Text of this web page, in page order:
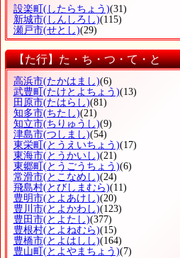
設楽町(したらちょう)(31)
新城市(しんしろし)(115)
瀬戸市(せとし)(29)
【た行】た・ち・つ・て・と
高浜市(たかはまし)(6)
武豊町 (たけとよちょう)(13)
田原市(たはらし)(81)
知多市(ちたし)(21)
知立市(ちりゅうし)(9)
津島市(つしまし)(54)
東栄町 (とうえいちょう)(17)
東海市(とうかいし)(21)
東郷町 (とうごうちょう)(6)
常滑市(とこなめし)(24)
飛島村(とびしまむら)(11)
豊明市(とよあけし)(20)
豊川市(とよかわし)(123)
豊田市(とよたし)(377)
豊根村(とよねむら)(15)
豊橋市(とよはしし)(164)
豊山町 (とよやまちょう)(7)